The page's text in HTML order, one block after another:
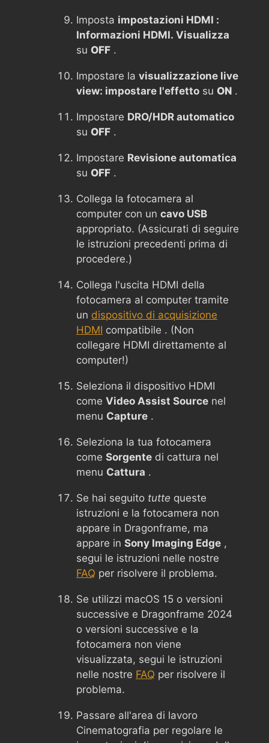
Imposta impostazioni HDMI :
Informazioni HDMI. Visualizza
su OFF .
Impostare la visualizzazione live
view: impostare l'effetto su ON .
Impostare DRO/HDR automatico
su OFF .
Impostare Revisione automatica
su OFF .
Collega la fotocamera al
computer con un cavo USB
appropriato. (Assicurati di seguire
le istruzioni precedenti prima di
procedere.)
Collega l'uscita HDMI della
fotocamera al computer tramite
un dispositivo di acquisizione
HDMI compatibile . (Non
collegare HDMI direttamente al
computer!)
Seleziona il dispositivo HDMI
come Video Assist Source nel
menu Capture .
Seleziona la tua fotocamera
come Sorgente di cattura nel
menu Cattura .
Se hai seguito tutte queste
istruzioni e la fotocamera non
appare in Dragonframe, ma
appare in Sony Imaging Edge ,
segui le istruzioni nelle nostre
FAQ per risolvere il problema.
Se utilizzi macOS 15 o versioni
successive e Dragonframe 2024
o versioni successive e la
fotocamera non viene
visualizzata, segui le istruzioni
nelle nostre FAQ per risolvere il
problema.
Passare all'area di lavoro
Cinematografia per regolare le